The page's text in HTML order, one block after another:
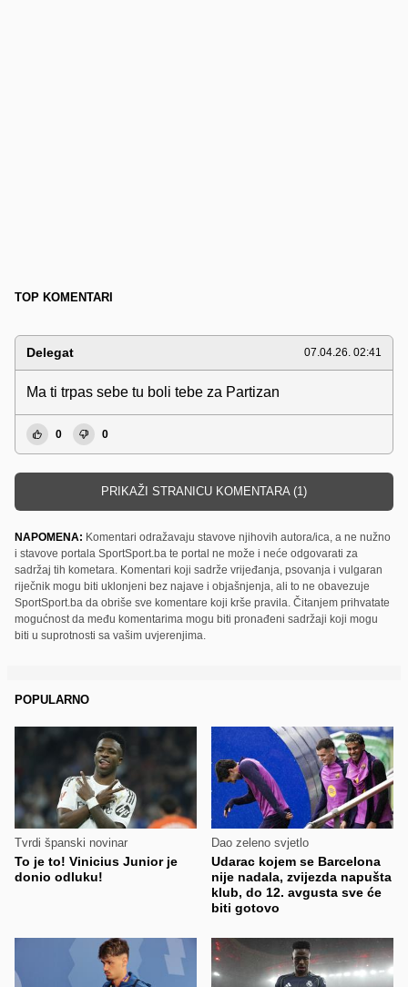
TOP KOMENTARI
Delegat 07.04.26. 02:41
Ma ti trpas sebe tu boli tebe za Partizan
0 0
PRIKAŽI STRANICU KOMENTARA (1)
NAPOMENA: Komentari odražavaju stavove njihovih autora/ica, a ne nužno
i stavove portala SportSport.ba te portal ne može i neće odgovarati za
sadržaj tih kometara. Komentari koji sadrže vrijeđanja, psovanja i vulgaran
riječnik mogu biti uklonjeni bez najave i objašnjenja, ali to ne obavezuje
SportSport.ba da obriše sve komentare koji krše pravila. Čitanjem prihvatate
mogućnost da među komentarima mogu biti pronađeni sadržaji koji mogu
biti u suprotnosti sa vašim uvjerenjima.
POPULARNO
Tvrdi španski novinar
To je to! Vinicius Junior je
donio odluku!
Dao zeleno svjetlo
Udarac kojem se Barcelona
nije nadala, zvijezda napušta
klub, do 12. avgusta sve će
biti gotovo